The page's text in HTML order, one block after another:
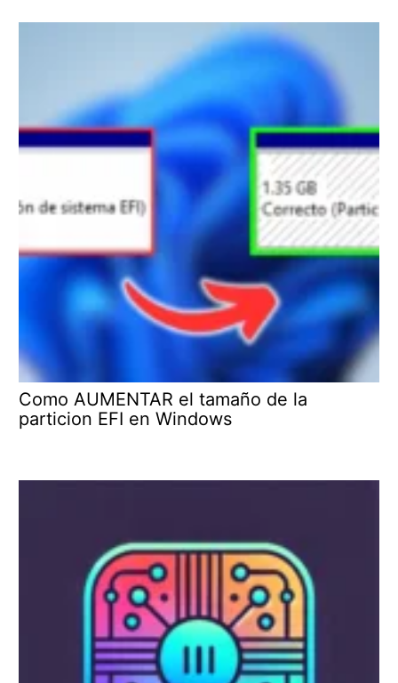
Como AUMENTAR el tamaño de la
particion EFI en Windows